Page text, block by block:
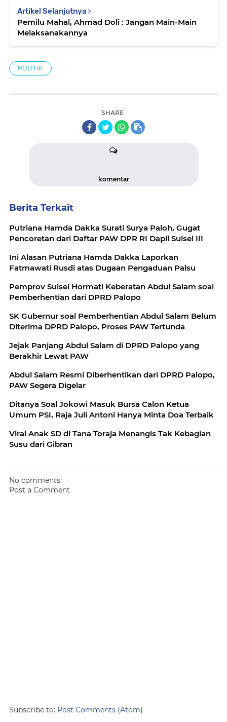
Artikel Selanjutnya
Pemilu Mahal, Ahmad Doli : Jangan Main-Main
Melaksanakannya
POLITIK
SHARE
komentar
Berita Terkait
Putriana Hamda Dakka Surati Surya Paloh, Gugat
Pencoretan dari Daftar PAW DPR RI Dapil Sulsel III
Ini Alasan Putriana Hamda Dakka Laporkan
Fatmawati Rusdi atas Dugaan Pengaduan Palsu
Pemprov Sulsel Hormati Keberatan Abdul Salam soal
Pemberhentian dari DPRD Palopo
SK Gubernur soal Pemberhentian Abdul Salam Belum
Diterima DPRD Palopo, Proses PAW Tertunda
Jejak Panjang Abdul Salam di DPRD Palopo yang
Berakhir Lewat PAW
Abdul Salam Resmi Diberhentikan dari DPRD Palopo,
PAW Segera Digelar
Ditanya Soal Jokowi Masuk Bursa Calon Ketua
Umum PSI, Raja Juli Antoni Hanya Minta Doa Terbaik
Viral Anak SD di Tana Toraja Menangis Tak Kebagian
Susu dari Gibran
No comments:
Post a Comment
Subscribe to: Post Comments (Atom)